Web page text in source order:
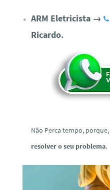
ARM Eletricista →
Ricardo.
Não Perca tempo, porque,
resolver o seu problema.